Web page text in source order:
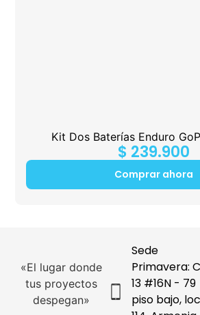
Kit Dos Baterías Enduro
$ 239.900
Comprar ahora
«El lugar donde
tus proyectos
despegan»
Sede
Primavera:
13 #16N - 79
piso bajo,